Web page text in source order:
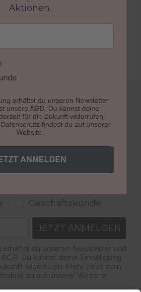
39,99 €
TEIL DER LCN
Aktionen.
Geschäftskunde
JETZT ANMELDEN
du unseren Newsletter und
Du kannst deine Einwilligung
widerrufen. Mehr Infos zum
du auf unserer Website.
Aktionen.
erhältst du unseren Newsletter
unsere AGB. Du kannst deine
für die Zukunft widerrufen.
findest du auf unserer
Website.
ANMELDEN